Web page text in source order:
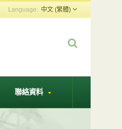
中文 (繁體)
聯絡資料